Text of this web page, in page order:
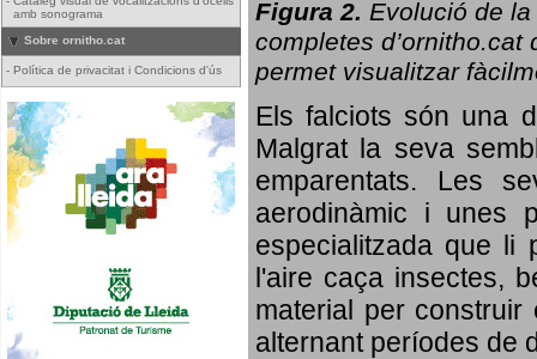
amb sonograma
Sobre ornitho.cat
- Política de privacitat i Condicions d'ús
Figura 2. Evolució de la
completes d’ornitho.cat
permet visualitzar
Els falciots són una
Malgrat la seva
emparentats. Les
aerodinàmic i unes
especialitzada que li
l'aire caça insectes,
material per
alternant períodes de